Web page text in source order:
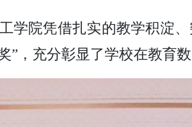
学院凭借扎实的教学积淀
”，充分彰显了学校在教育